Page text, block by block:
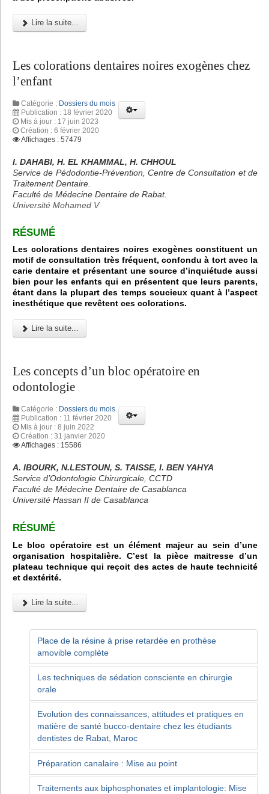
Lire la suite...
Les colorations dentaires noires exogènes chez
l’enfant
Catégorie : Dossiers du mois
Publication : 18 février 2020
Mis à jour : 17 juin 2023
Création : 6 février 2020
Affichages : 57479
I. DAHABI, H. EL KHAMMAL, H. CHHOUL
Service de Pédodontie-Prévention, Centre de Consultation et de
Traitement Dentaire.
Faculté de Médecine Dentaire de Rabat.
Université Mohamed V
RÉSUMÉ
Les colorations dentaires noires exogènes constituent un
motif de consultation très fréquent, confondu à tort avec la
carie dentaire et présentant une source d’inquiétude aussi
bien pour les enfants qui en présentent que leurs parents,
étant dans la plupart des temps soucieux quant à l’aspect
inesthétique que revêtent ces colorations.
Lire la suite...
Les concepts d’un bloc opératoire en
odontologie
Catégorie : Dossiers du mois
Publication : 11 février 2020
Mis à jour : 8 juin 2022
Création : 31 janvier 2020
Affichages : 15586
A. IBOURK, N.LESTOUN, S. TAISSE, I. BEN YAHYA
Service d’Odontologie Chirurgicale, CCTD
Faculté de Médecine Dentaire de Casablanca
Université Hassan II de Casablanca
RÉSUMÉ
Le bloc opératoire est un élément majeur au sein d’une
organisation hospitalière. C’est la pièce maitresse d’un
plateau technique qui reçoit des actes de haute technicité
et dextérité.
Lire la suite...
Place de la résine à prise retardée en prothèse
amovible complète
Les techniques de sédation consciente en chirurgie
orale
Evolution des connaissances, attitudes et pratiques en
matière de santé bucco-dentaire chez les étudiants
dentistes de Rabat, Maroc
Préparation canalaire : Mise au point
Traitements aux biphosphonates et implantologie: Mise